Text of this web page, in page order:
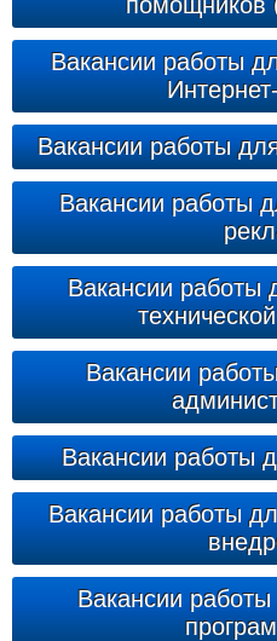
Вакансии работы
Вакансии работы
Вакансии работы
Вакансии работы
Вакансии
Вакансии работы
Вакансии работы
Вакансии